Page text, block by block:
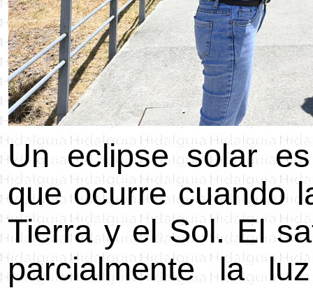
Un eclipse solar
que ocurre cuando
Tierra y el Sol. El
parcialmente la